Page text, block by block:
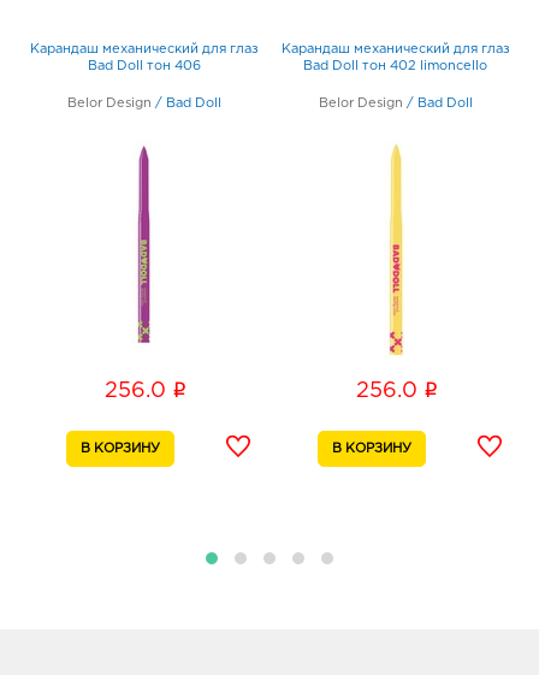
Карандаш механический для глаз
Bad Doll тон 406
Belor Design / Bad Doll
256.0 i
Карандаш механический для глаз
Bad Doll тон 402 limoncello
Belor Design / Bad Doll
256.0 i